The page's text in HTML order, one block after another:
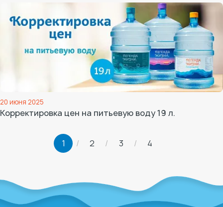
20 июня 2025
Корректировка цен на питьевую воду 19 л.
1 2 3 4